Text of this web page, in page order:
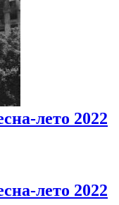
лето 2022
лето 2022